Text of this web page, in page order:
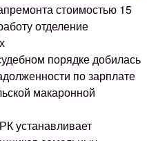
стоимостью 15
отделение
порядке добилась
по зарплате
макаронной
устанавливает